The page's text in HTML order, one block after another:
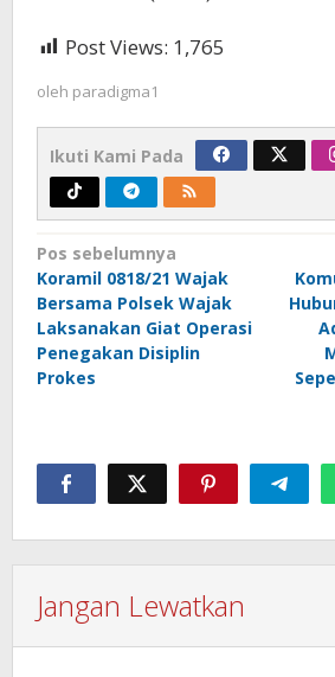
Post Views: 1,765
oleh paradigma1
Ikuti Kami Pada
Navigasi
pos
Pos sebelumnya
Koramil 0818/21 Wajak
Bersama Polsek Wajak
Laksanakan Giat Operasi
Penegakan Disiplin
Prokes
Jangan Lewatkan